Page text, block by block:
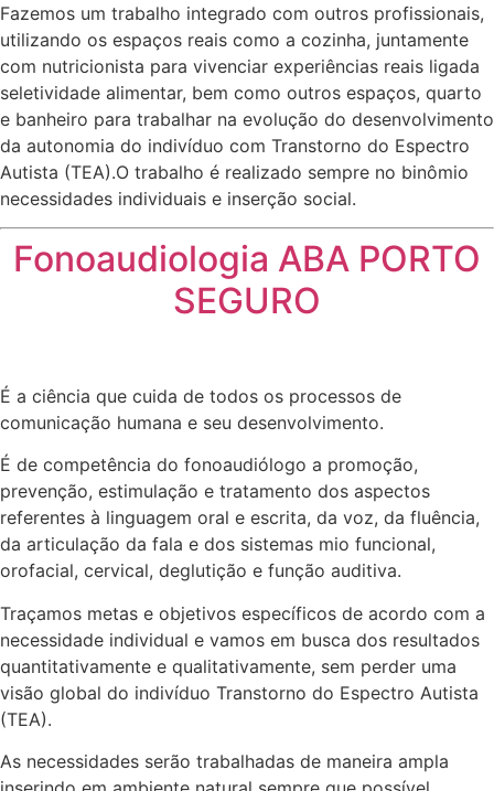
Fazemos um trabalho integrado com outros profissionais,
utilizando os espaços reais como a cozinha, juntamente
com nutricionista para vivenciar experiências reais ligada
seletividade alimentar, bem como outros espaços, quarto
e banheiro para trabalhar na evolução do desenvolvimento
da autonomia do indivíduo com Transtorno do Espectro
Autista (TEA).O trabalho é realizado sempre no binômio
necessidades individuais e inserção social.
Fonoaudiologia ABA PORTO
SEGURO
É a ciência que cuida de todos os processos de
comunicação humana e seu desenvolvimento.
É de competência do fonoaudiólogo a promoção,
prevenção, estimulação e tratamento dos aspectos
referentes à linguagem oral e escrita, da voz, da fluência,
da articulação da fala e dos sistemas mio funcional,
orofacial, cervical, deglutição e função auditiva.
Traçamos metas e objetivos específicos de acordo com a
necessidade individual e vamos em busca dos resultados
quantitativamente e qualitativamente, sem perder uma
visão global do indivíduo Transtorno do Espectro Autista
(TEA).
As necessidades serão trabalhadas de maneira ampla